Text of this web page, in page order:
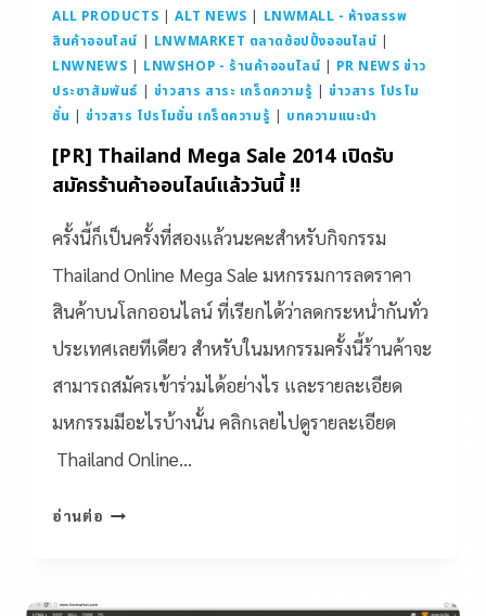
ALL PRODUCTS | ALT NEWS | LNWMALL - ห้างสรรพ
สินค้าออนไลน์ | LNWMARKET ตลาดช้อปปิ้งออนไลน์ |
LNWNEWS | LNWSHOP - ร้านค้าออนไลน์ | PR NEWS ข่าว
ประชาสัมพันธ์ | ข่าวสาร สาระ เกร็ดความรู้ |ข่าวสาร โปรโม
ชั่น | ข่าวสาร โปรโมชั่น เกร็ดความรู้ | บทความแนะนำ
[PR] Thailand Mega Sale 2014 เปิดรับ
สมัครร้านค้าออนไลน์แล้ววันนี้ !!
ครั้งนี้ก็เป็นครั้งที่สองแล้วนะคะสำหรับกิจกรรม
Thailand Online Mega Sale มหกรรมการลดราคา
สินค้าบนโลกออนไลน์ ที่เรียกได้ว่าลดกระหน่ำกันทั่ว
ประเทศเลยทีเดียว สำหรับในมหกรรมครั้งนี้ร้านค้าจะ
สามารถสมัครเข้าร่วมได้อย่างไร และรายละเอียด
มหกรรมมีอะไรบ้างนั้น คลิกเลยไปดูรายละเอียด
Thailand Online…
อ่านต่อ